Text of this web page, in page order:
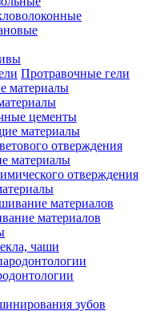
Протравочные гели
цементы
материалы
отверждения
материалы
отверждения
материалов
чаши